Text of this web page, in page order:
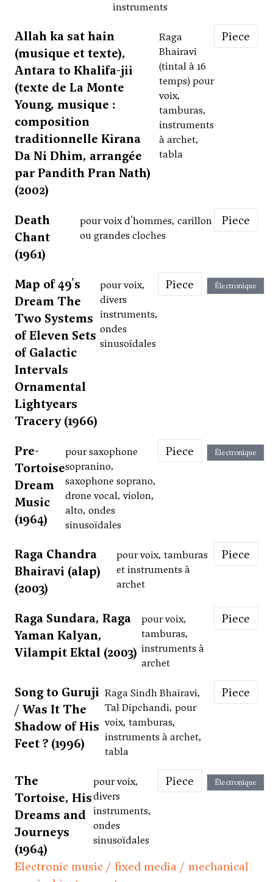
instruments
Allah ka sat hain
(musique et texte),
Antara to Khalifa-jii
(texte de La Monte
Young, musique :
composition
traditionnelle Kirana
Da Ni Dhim, arrangée
par Pandith Pran Nath)
(2002)
Raga
Bhairavi
(tintal à 16
temps) pour
voix,
tamburas,
instruments
à archet,
tabla
Piece
Death
Chant
(1961)
pour voix d'hommes, carillon
ou grandes cloches
Piece
Map of 49's
Dream The
Two Systems
of Eleven Sets
of Galactic
Intervals
Ornamental
Lightyears
Tracery (1966)
pour voix,
divers
instruments,
ondes
sinusoïdales
Piece Électronique
Pre-
Tortoise
Dream
Music
(1964)
pour saxophone
sopranino,
saxophone soprano,
drone vocal, violon,
alto, ondes
sinusoïdales
Piece Électronique
Raga Chandra
Bhairavi (alap)
(2003)
pour voix, tamburas
et instruments à
archet
Piece
Raga Sundara, Raga
Yaman Kalyan,
Vilampit Ektal (2003)
pour voix,
tamburas,
instruments à
archet
Piece
Song to Guruji
/ Was It The
Shadow of His
Feet ? (1996)
Raga Sindh Bhairavi,
Tal Dipchandi, pour
voix, tamburas,
instruments à archet,
tabla
Piece
The
Tortoise, His
Dreams and
Journeys
(1964)
pour voix,
divers
instruments,
ondes
sinusoïdales
Piece Électronique
Electronic music / fixed media / mechanical